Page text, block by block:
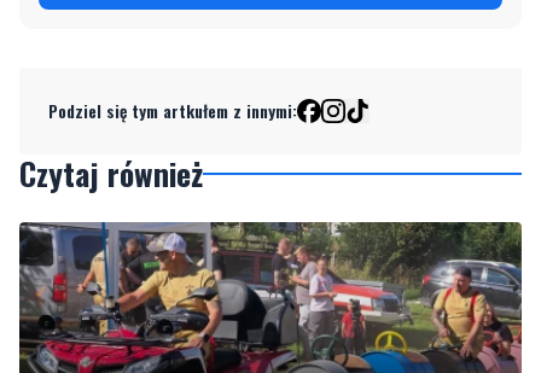
Podziel się tym artkułem z innymi:
Czytaj również